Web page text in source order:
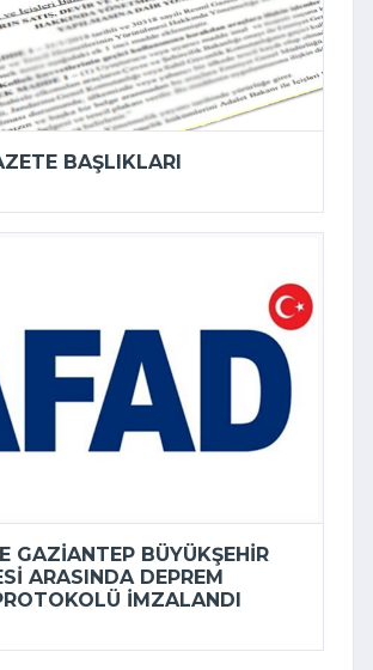
BAŞLIKLARI
GAZIANTEP BÜYÜKŞEHIR
ARASINDA DEPREM
IMZALANDI